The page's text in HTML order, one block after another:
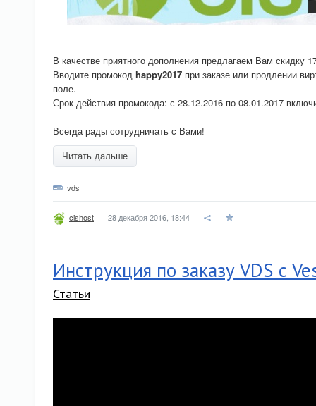
В качестве приятного дополнения предлагаем Вам скидку
Вводите промокод happy2017 при заказе или продлении
поле.
Срок действия промокода: с 28.12.2016 по 08.01.2017
Всегда рады сотрудничать с Вами!
Читать дальше
vds
cishost 28 декабря 2016, 18:44
Инструкция по заказу VDS с
Статьи